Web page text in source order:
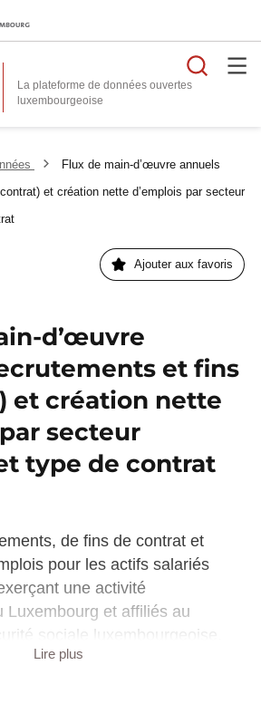
La plateforme de données ouvertes
Flux de main-d’œuvre annuels
et création nette d’emplois par secteur
Ajouter aux favoris
d’œuvre
et fins
et création nette
secteur
type de contrat
de fins de contrat et
pour les actifs salariés
une activité
Luxembourg et affiliés au
sociale luxembourgeoise,
le type de contrat (CDI,
12 mois, > 12 mois)
Lire plus